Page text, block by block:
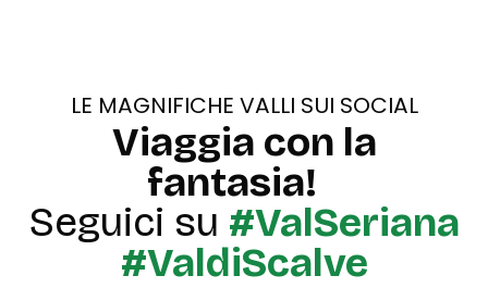
LE MAGNIFICHE VALLI SUI SOCIAL
Viaggia con la
fantasia!
Seguici su #ValSeriana
#ValdiScalve